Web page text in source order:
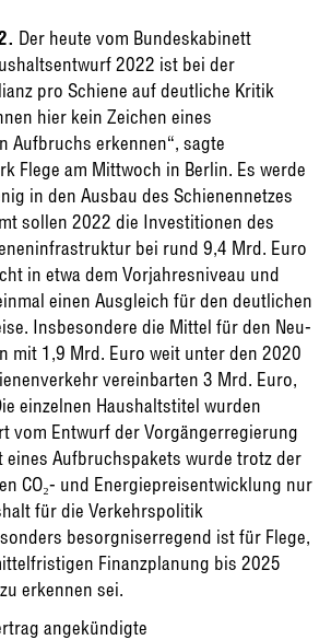
Der heute vom Bundeskabinett
2022 ist bei der
pro Schiene auf deutliche Kritik
hier kein Zeichen eines
Aufbruchs erkennen“, sagte
Flege am Mittwoch in Berlin. Es werde
in den Ausbau des Schienennetzes
sollen 2022 die Investitionen des
bei rund 9,4 Mrd. Euro
in etwa dem Vorjahresniveau und
einen Ausgleich für den deutlichen
Insbesondere die Mittel für den Neu-
mit 1,9 Mrd. Euro weit unter den 2020
vereinbarten 3 Mrd. Euro,
einzelnen Haushaltstitel wurden
vom Entwurf der Vorgängerregierung
eines Aufbruchspakets wurde trotz der
CO₂- und Energiepreisentwicklung nur
für die Verkehrspolitik
besorgniserregend ist für Flege,
Finanzplanung bis 2025
erkennen sei.
angekündigte